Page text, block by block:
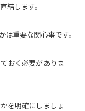
結します。
重要な関心事です。
おく必要がありま
を明確にしましょ